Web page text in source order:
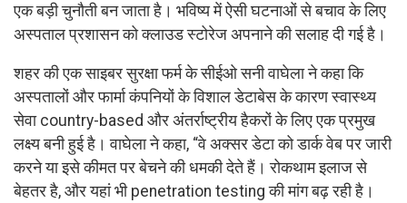
एक बड़ी चुनौती बन जाता है। भविष्य में ऐसी घटनाओं से बचाव के लिए
अस्पताल प्रशासन को क्लाउड स्टोरेज अपनाने की सलाह दी गई है।
शहर की एक साइबर सुरक्षा फर्म के सीईओ सनी वाघेला ने कहा कि
अस्पतालों और फार्मा कंपनियों के विशाल डेटाबेस के कारण स्वास्थ्य
सेवा country-based और अंतर्राष्ट्रीय हैकरों के लिए एक प्रमुख
लक्ष्य बनी हुई है। वाघेला ने कहा, “वे अक्सर डेटा को डार्क वेब पर जारी
करने या इसे कीमत पर बेचने की धमकी देते हैं। रोकथाम इलाज से
बेहतर है, और यहां भी penetration testing की मांग बढ़ रही है।